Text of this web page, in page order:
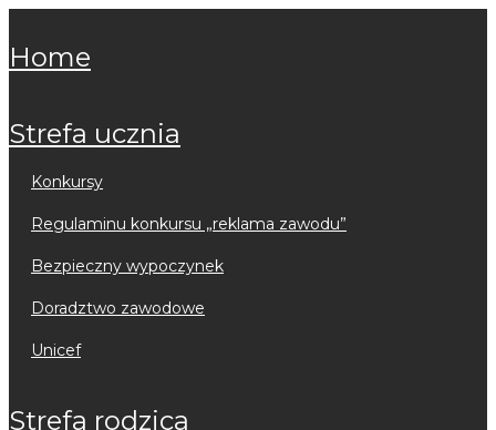
home
strefa ucznia
konkursy
regulaminu konkursu „reklama zawodu”
bezpieczny wypoczynek
doradztwo zawodowe
unicef
strefa rodzica